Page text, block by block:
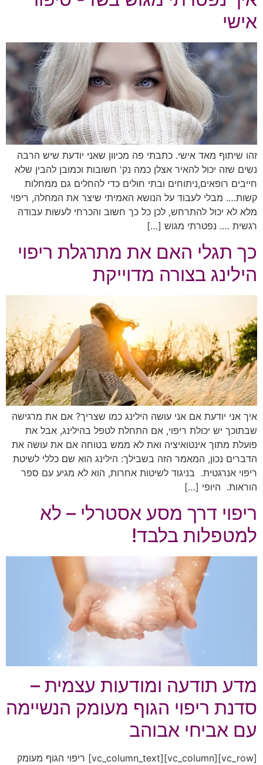
אישי
זהו שיתוף מאד אישי. כתבתי פה מכיוון שאני יודעת שיש הרבה
נשים שזה יכול להאיר אצלן כמה נק' חשובות וכמובן להבין שלא
חייבים רופאים,ניתוחים ובתי חולים כדי להחלים גם ממחלות
קשות…. מבלי לעבוד על הנושא האמיתי שיצר את המחלה, ריפוי
מלא לא יכול להתרחש, לכן כל כך חשוב והכרחי לעשות עבודה
רגשית …. נפטרתי מגוש […]
כך תגלי האם את מתרגלת ריפוי
הילינג בצורה מדוייקת
איך אני יודעת אם אני עושה הילינג כמו שצריך? אם את מרגישה
שבתוכך יש יכולת ריפוי, אם התחלת לטפל בהילינג, אבל את
פועלת מתוך אינטואיציה ואת לא ממש בטוחה אם את עושה את
הדברים נכון, המאמר הזה בשבילך: הילינג הוא שם כללי לשיטת
ריפוי אנרגטית. בניגוד לשיטות אחרות, הוא לא מגיע עם ספר
הוראות. היופי […]
ריפוי דרך מסע אסטרלי – לא
למטפלות בלבד!
מדע תודעה ומודעות עצמית –
סדנת ריפוי הגוף מעומק הנשיימה
עם אביחי אבוהב
[vc_row][vc_column][vc_column_text] ריפוי הגוף מעומק